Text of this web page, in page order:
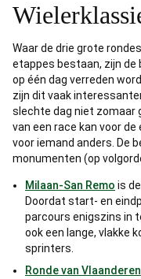
Waar de drie grote
etappes bestaan, zijn de
op één dag verreden
zijn dit vaak
slechte dag niet zomaar
van een race kan voor
voor iemand anders. De
monumenten (op
Milaan-San Remo is
Doordat start- en
parcours enigszins in
ook een lange, vlakke
sprinters.
Ronde van Vlaanderen